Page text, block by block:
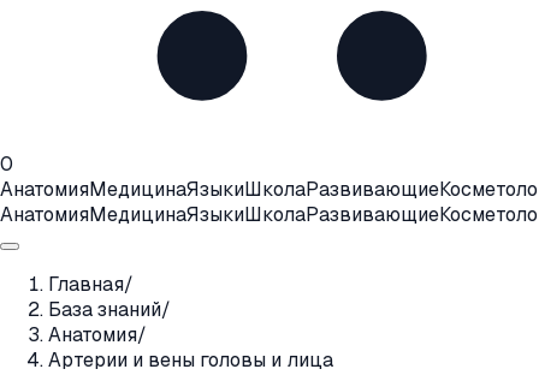
0
АнатомияМедицинаЯзыкиШколаРазвивающие
АнатомияМедицинаЯзыкиШколаРазвивающие
Главная/
База знаний/
Анатомия/
Артерии и вены головы и лица